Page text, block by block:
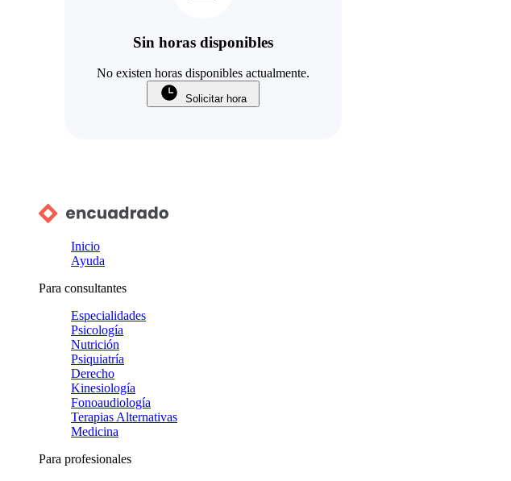
Sin horas disponibles
No existen horas disponibles actualmente.
Solicitar hora
Inicio
Ayuda
Para consultantes
Especialidades
Psicología
Nutrición
Psiquiatría
Derecho
Kinesiología
Fonoaudiología
Terapias Alternativas
Medicina
Para profesionales